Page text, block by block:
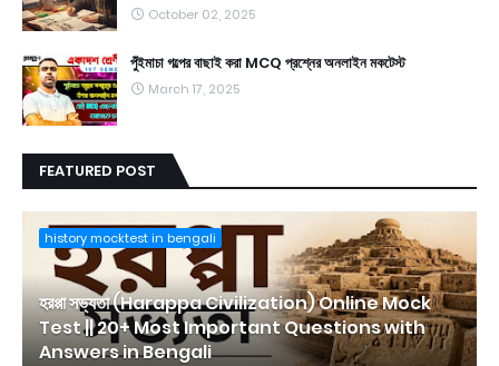
October 02, 2025
পুঁইমাচা গল্পের বাছাই করা MCQ প্রশ্নের অনলাইন মকটেস্ট
March 17, 2025
FEATURED POST
history mocktest in bengali
হরপ্পা সভ্যতা (Harappa Civilization) Online Mock
Test || 20+ Most Important Questions with
Answers in Bengali